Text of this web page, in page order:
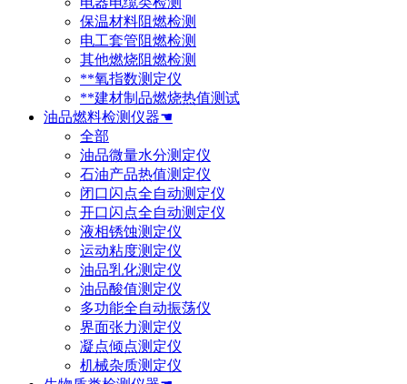
保温材料阻燃检测
电工套管阻燃检测
其他燃烧阻燃检测
**氧指数测定仪
**建材制品燃烧热值测试
油品燃料检测仪器☚
全部
油品微量水分测定仪
石油产品热值测定仪
闭口闪点全自动测定仪
开口闪点全自动测定仪
液相锈蚀测定仪
运动粘度测定仪
油品乳化测定仪
油品酸值测定仪
多功能全自动振荡仪
界面张力测定仪
凝点倾点测定仪
机械杂质测定仪